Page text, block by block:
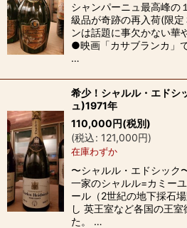
シャンパーニュ最高峰の
級品が奇跡の再入荷(限
ンは話題に事欠かない華
●映画「カサブランカ」
…
希少！シャルル・エドシ
ュ)1971年
110,000円(税別)
(税込: 121,000円)
在庫わずか
〜シャルル・エドシック
一家のシャルル=カミー
ール（2世紀の地下採石
し 英王室など各国の王
た。 …